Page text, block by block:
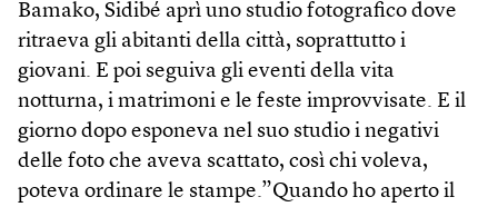
Bamako, Sidibé aprì uno studio fotografico dove
ritraeva gli abitanti della città, soprattutto i
giovani. E poi seguiva gli eventi della vita
notturna, i matrimoni e le feste improvvisate. E il
giorno dopo esponeva nel suo studio i negativi
delle foto che aveva scattato, così chi voleva,
poteva ordinare le stampe.”Quando ho aperto il